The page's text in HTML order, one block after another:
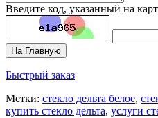
Введите код, указанный на
На Главную
Быстрый заказ
Метки: стекло дельта белое,
купить стекло дельта, услуги